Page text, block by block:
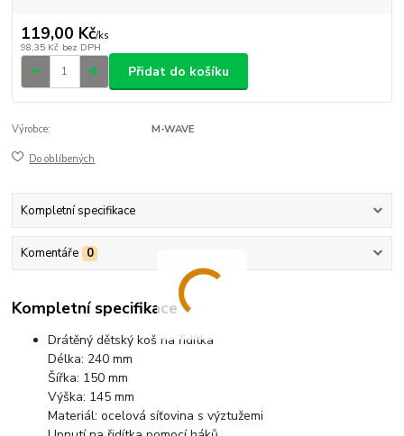
119,00 Kč/ks
98,35 Kč bez DPH
Přidat do košíku
Výrobce: M-WAVE
Do oblíbených
Kompletní specifikace
Komentáře 0
Kompletní specifikace
Drátěný dětský koš na řidítka
Délka: 240 mm
Šířka: 150 mm
Výška: 145 mm
Materiál: ocelová síťovina s výztužemi